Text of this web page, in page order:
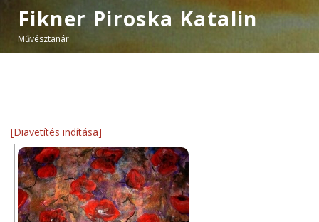
Fikner Piroska Katalin
Művésztanár
[Diavetítés indítása]